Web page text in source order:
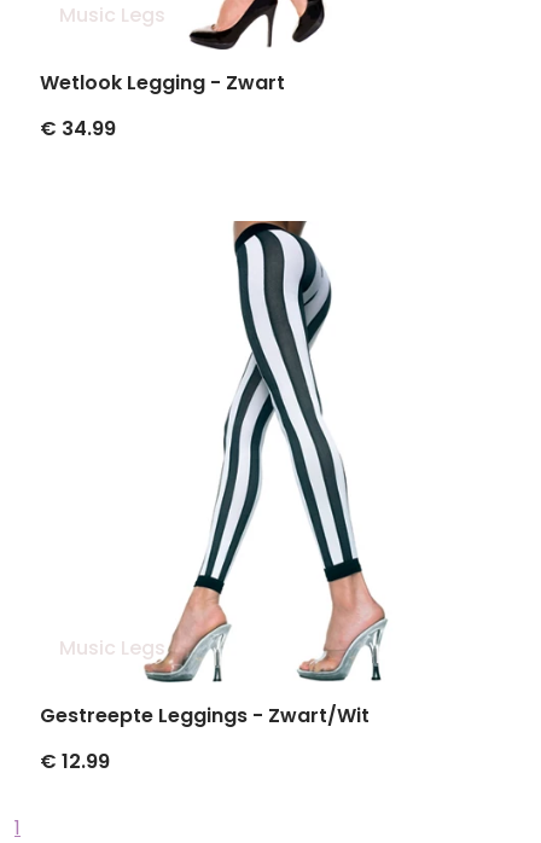
Music Legs
Wetlook Legging - Zwart
€ 34.99
Music Legs
Gestreepte Leggings - Zwart/Wit
€ 12.99
1